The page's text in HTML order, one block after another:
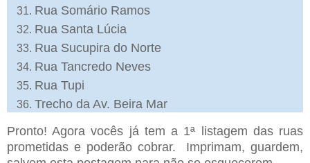
Rua Somário Ramos
Rua Santa Lúcia
Rua Sucupira do Norte
Rua Tancredo Neves
Rua Tupi
Trecho da Av. Beira Mar
Pronto! Agora vocês já tem a 1ª listagem das ruas
prometidas e poderão cobrar. Imprimam, guardem,